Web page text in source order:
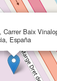
Baix
España